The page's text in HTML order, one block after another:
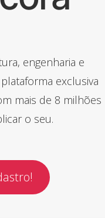
engenharia e
exclusiva
mais de 8 milhões
o seu.